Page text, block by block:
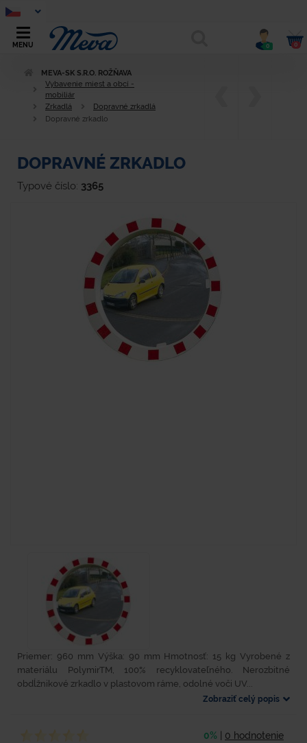
MENU 0 0
MEVA-SK S.R.O. ROŽŇAVA
Vybavenie miest a obcí -
mobiliár
Zrkadlá
Dopravné zrkadlá
Dopravné zrkadlo
DOPRAVNÉ ZRKADLO
Typové číslo: 3365
Priemer: 960 mm Výška: 90 mm Hmotnosť: 15 kg Vyrobené z
materiálu PolymirTM, 100% recyklovateľného. Nerozbitné
obdĺžnikové zrkadlo v plastovom ráme, odolné voči UV...
Zobraziť celý popis
0% 0 hodnotenie